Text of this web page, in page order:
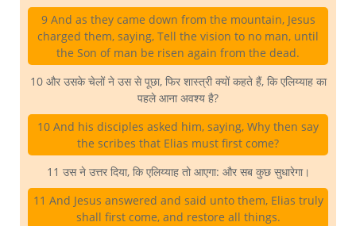
9 And as they came down from the mountain, Jesus
charged them, saying, Tell the vision to no man, until
the Son of man be risen again from the dead.
10 और उसके चेलों ने उस से पूछा, फिर शास्त्री क्यों कहते हैं, कि एलिय्याह का
पहले आना अवश्य है?
10 And his disciples asked him, saying, Why then say
the scribes that Elias must first come?
11 उस ने उत्तर दिया, कि एलिय्याह तो आएगा: और सब कुछ सुधारेगा।
11 And Jesus answered and said unto them, Elias truly
shall first come, and restore all things.